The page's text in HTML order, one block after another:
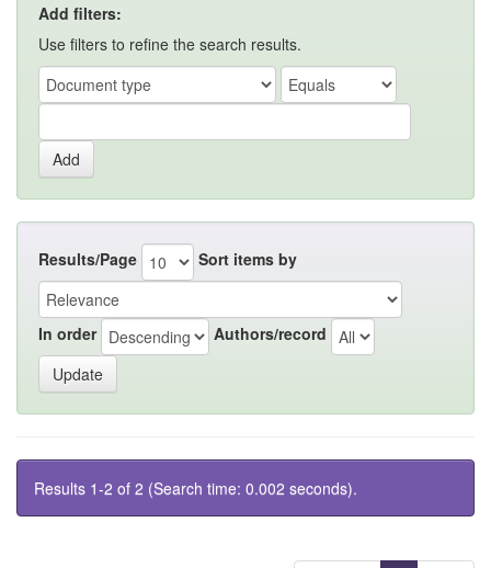
Add filters:
Use filters to refine the search results.
Results/Page Sort items by
In order Authors/record
Results 1-2 of 2 (Search time: 0.002 seconds).